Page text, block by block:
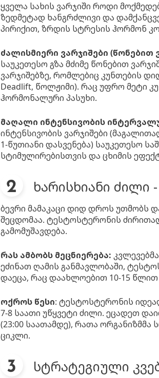
ყველა სახის ვარჯიში როდი
ზედმეტად ხანგრძლივი და
პირიქით, ზრდის სტრესის ჰორმონ
ძალისმიერი ვარჯიშები (წონებით
საუკეთესო გზა მძიმე წონებით
ვარჯიშებზე, რომლებიც კუნთების
Deadlift, წოლჟიმი). რაც უფრო მეტი
ჰორმონალური პასუხი.
მაღალი ინტენსივობის
ინტენსივობის ვარჯიშები
1-წუთიანი დასვენება) საუკეთესო
სტიმულირებისთვის და ცხიმის
ხარისხიანი
ბევრი მამაკაცი დიდ დროს უთმობს
შეცდომაა. ტესტოსტერონის
გამომუშავდება.
რას ამბობს მეცნიერება:
ეძინათ ღამის განმავლობაში,
დაეცა, რაც დაახლოებით 10-15
ოქროს წესი: ტესტოსტერონის
7-8 საათი უწყვეტი ძილი. ეცადეთ
(23:00 საათამდე), რათა
ციკლი.
სტრატეგიული